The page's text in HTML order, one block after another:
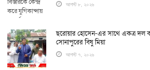
আগস্ট ৮, ২০২৬
ছরোয়ার হোসেন-এর সাথে একত্র দল
সোনাপুরের বিষু মিয়া
আগস্ট ৭, ২০২৬